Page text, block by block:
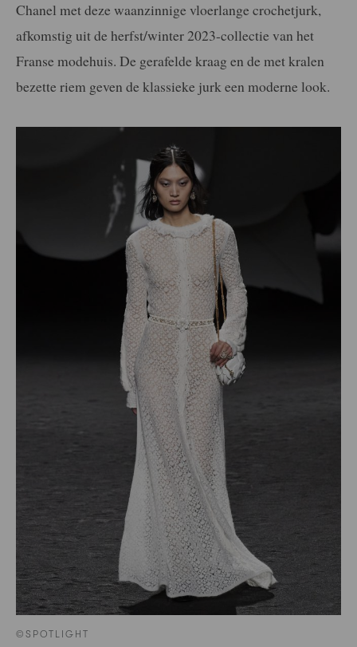
Chanel met deze waanzinnige vloerlange crochetjurk,
afkomstig uit de herfst/winter 2023-collectie van het
Franse modehuis. De gerafelde kraag en de met kralen
bezette riem geven de klassieke jurk een moderne look.
©SPOTLIGHT